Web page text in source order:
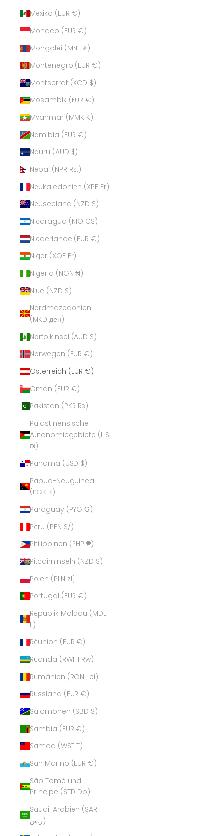
Mexiko (EUR €)
Monaco (EUR €)
Mongolei (MNT ₮)
Montenegro (EUR €)
Montserrat (XCD $)
Mosambik (EUR €)
Myanmar (MMK K)
Namibia (EUR €)
Nauru (AUD $)
Nepal (NPR Rs.)
Neukaledonien (XPF Fr)
Neuseeland (NZD $)
Nicaragua (NIO C$)
Niederlande (EUR €)
Niger (XOF Fr)
Nigeria (NGN ₦)
Niue (NZD $)
Nordmazedonien
(MKD ден)
Norfolkinsel (AUD $)
Norwegen (EUR €)
Österreich (EUR €)
Oman (EUR €)
Pakistan (PKR ₨)
Palästinensische
Autonomiegebiete (ILS
₪)
Panama (USD $)
Papua-Neuguinea
(PGK K)
Paraguay (PYG ₲)
Peru (PEN S/)
Philippinen (PHP ₱)
Pitcairninseln (NZD $)
Polen (PLN zł)
Portugal (EUR €)
Republik Moldau (MDL
L)
Réunion (EUR €)
Ruanda (RWF FRw)
Rumänien (RON Lei)
Russland (EUR €)
Salomonen (SBD $)
Sambia (EUR €)
Samoa (WST T)
San Marino (EUR €)
São Tomé und
Príncipe (STD Db)
Saudi-Arabien (SAR
ر.س)